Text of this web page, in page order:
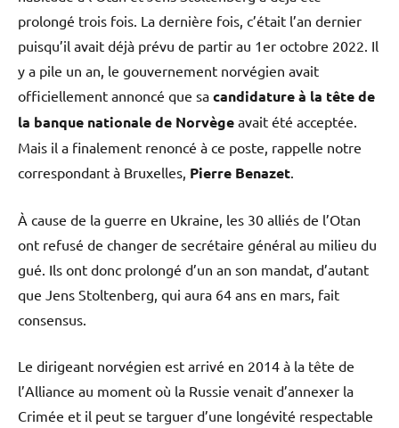
prolongé trois fois. La dernière fois, c’était l’an dernier
puisqu’il avait déjà prévu de partir au 1er octobre 2022. Il
y a pile un an, le gouvernement norvégien avait
officiellement annoncé que sa candidature à la tête de
la banque nationale de Norvège avait été acceptée.
Mais il a finalement renoncé à ce poste, rappelle notre
correspondant à Bruxelles, Pierre Benazet.
À cause de la guerre en Ukraine, les 30 alliés de l’Otan
ont refusé de changer de secrétaire général au milieu du
gué. Ils ont donc prolongé d’un an son mandat, d’autant
que Jens Stoltenberg, qui aura 64 ans en mars, fait
consensus.
Le dirigeant norvégien est arrivé en 2014 à la tête de
l’Alliance au moment où la Russie venait d’annexer la
Crimée et il peut se targuer d’une longévité respectable